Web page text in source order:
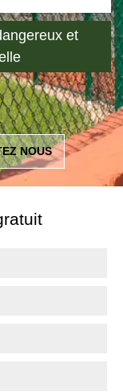
et
NOUS